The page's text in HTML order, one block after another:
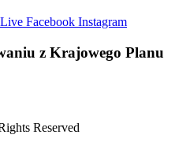
Facebook Instagram
z Krajowego Planu
Reserved